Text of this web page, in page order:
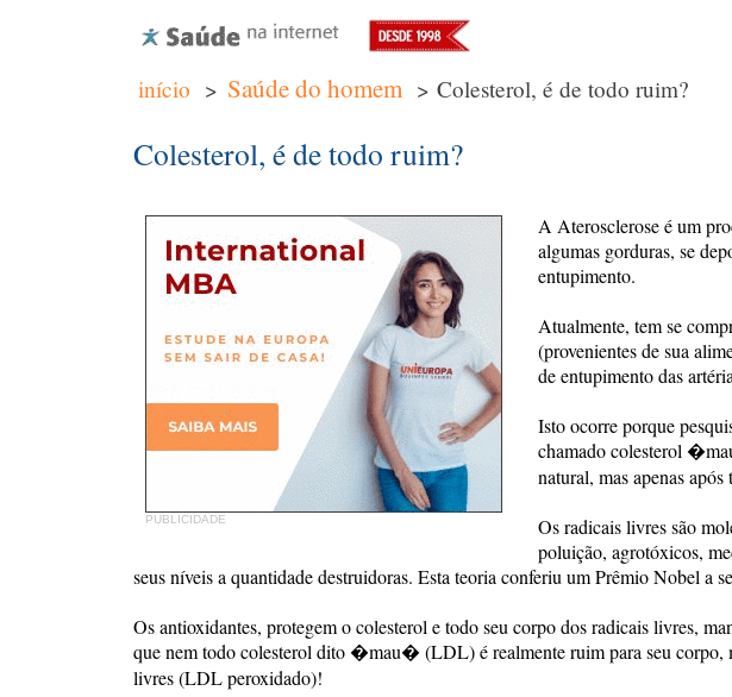
início > Saúde do homem > Colesterol, é de todo ruim?
Colesterol, é de todo ruim?
PUBLICIDADE
A Aterosclerose é um
algumas gorduras, se
entupimento.
Atualmente, tem se
(provenientes de sua
de entupimento das
Isto ocorre porque
chamado colesterol
natural, mas apenas
Os radicais livres são
poluição, agrotóxicos,
seus níveis a quantidade destruidoras. Esta teoria conferiu um Prêmio Nobel a
Os antioxidantes, protegem o colesterol e todo seu corpo dos radicais livres,
que nem todo colesterol dito �mau� (LDL) é realmente ruim para seu corpo,
livres (LDL peroxidado)!